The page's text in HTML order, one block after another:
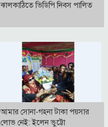
ঝালকাঠিতে ভিডিপি দিবস পালিত
আমার সোনা-গহনা টাকা পয়সার
লোভ নেই: ইলেন ভুট্টো